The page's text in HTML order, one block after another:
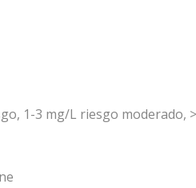
1-3 mg/L riesgo moderado,